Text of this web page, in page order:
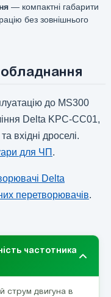
— компактні габарити
без зовнішнього
до MS300
Delta KPC-CC01,
вхідні дроселі.
для ЧП .
Delta
перетворювачів.
частотника
струм двигуна в